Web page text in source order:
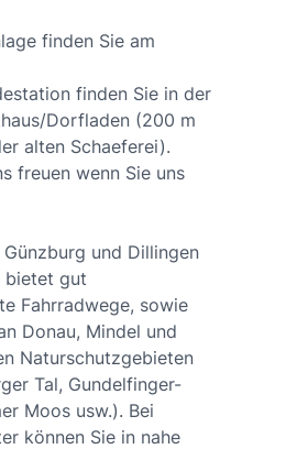
finden Sie am
finden Sie in der
Dorfladen (200 m
alten Schaeferei).
freuen wenn Sie uns
und Dillingen
bietet gut
Fahrradwege, sowie
Donau, Mindel und
Naturschutzgebieten
Tal, Gundelfinger-
Moos usw.). Bei
können Sie in nahe